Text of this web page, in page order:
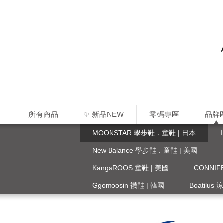
所有商品 ✨ 新品NEW 零碼專區 品牌
MOONSTAR 學步鞋．童鞋 | 日本
New Balance 學步鞋．童鞋 | 美國
KangaROOS 童鞋 | 美國
Ggomoosin 襪鞋 | 韓國 Boatilus